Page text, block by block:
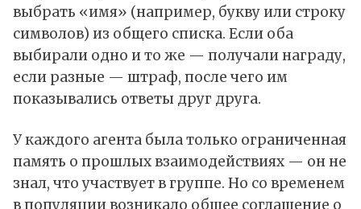
выбрать «имя» (например, букву или строку
символов) из общего списка. Если оба
выбирали одно и то же — получали награду,
если разные — штраф, после чего им
показывались ответы друг друга.
У каждого агента была только ограниченная
память о прошлых взаимодействиях — он не
знал, что участвует в группе. Но со временем
в популяции возникало общее соглашение о